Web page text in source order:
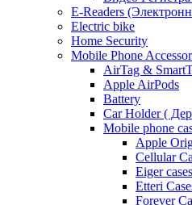
E-Readers
Electric bike
Home Security
Mobile Phone
AirTag &
Apple AirPods
Battery
Car Holder (
Mobile phone
Apple
Cellular
Eiger cases
Etteri
Forever